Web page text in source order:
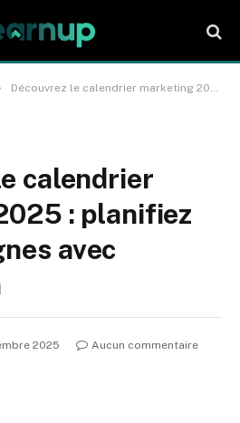
Découvrez le calendrier marketing 2025 : planifiez vos campagnes avec anticipation
calendrier
: planifiez
avec
2025
Aucun commentaire